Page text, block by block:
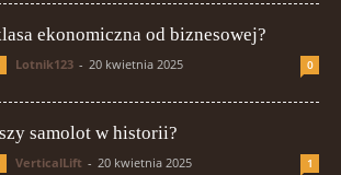
ekonomiczna od biznesowej?
Lotnik123 - 20 kwietnia 2025 0
samolot w historii?
VerticalLift - 20 kwietnia 2025 1